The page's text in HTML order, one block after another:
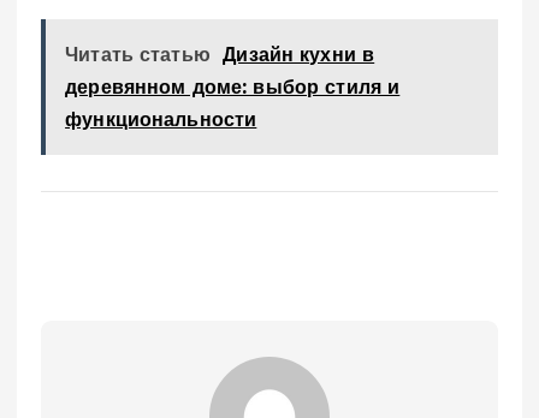
Читать статью Дизайн кухни в
деревянном доме: выбор стиля и
функциональности